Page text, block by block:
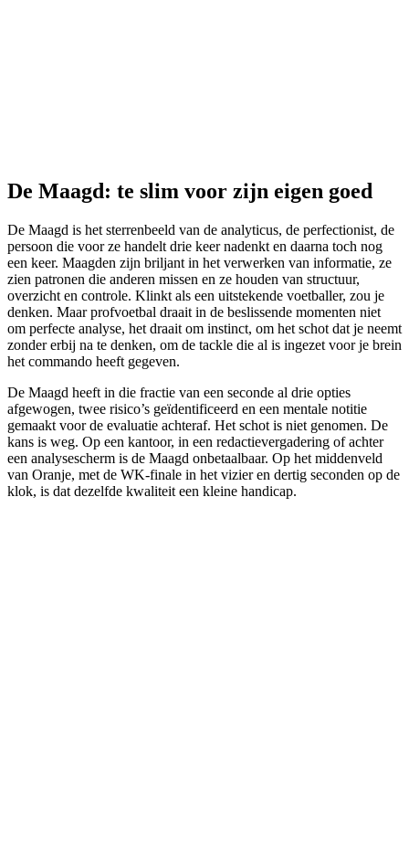
De Maagd: te slim voor zijn eigen goed
De Maagd is het sterrenbeeld van de analyticus, de perfectionist, de
persoon die voor ze handelt drie keer nadenkt en daarna toch nog
een keer. Maagden zijn briljant in het verwerken van informatie, ze
zien patronen die anderen missen en ze houden van structuur,
overzicht en controle. Klinkt als een uitstekende voetballer, zou je
denken. Maar profvoetbal draait in de beslissende momenten niet
om perfecte analyse, het draait om instinct, om het schot dat je neemt
zonder erbij na te denken, om de tackle die al is ingezet voor je brein
het commando heeft gegeven.
De Maagd heeft in die fractie van een seconde al drie opties
afgewogen, twee risico’s geïdentificeerd en een mentale notitie
gemaakt voor de evaluatie achteraf. Het schot is niet genomen. De
kans is weg. Op een kantoor, in een redactievergadering of achter
een analysescherm is de Maagd onbetaalbaar. Op het middenveld
van Oranje, met de WK-finale in het vizier en dertig seconden op de
klok, is dat dezelfde kwaliteit een kleine handicap.